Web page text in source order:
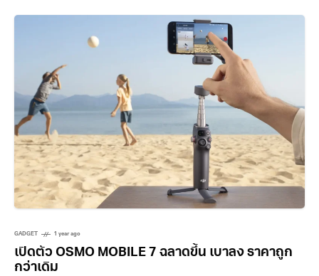
GADGET 1 year ago
เปิดตัว OSMO MOBILE 7 ฉลาดขึ้น เบาลง ราคาถูก
กว่าเดิม